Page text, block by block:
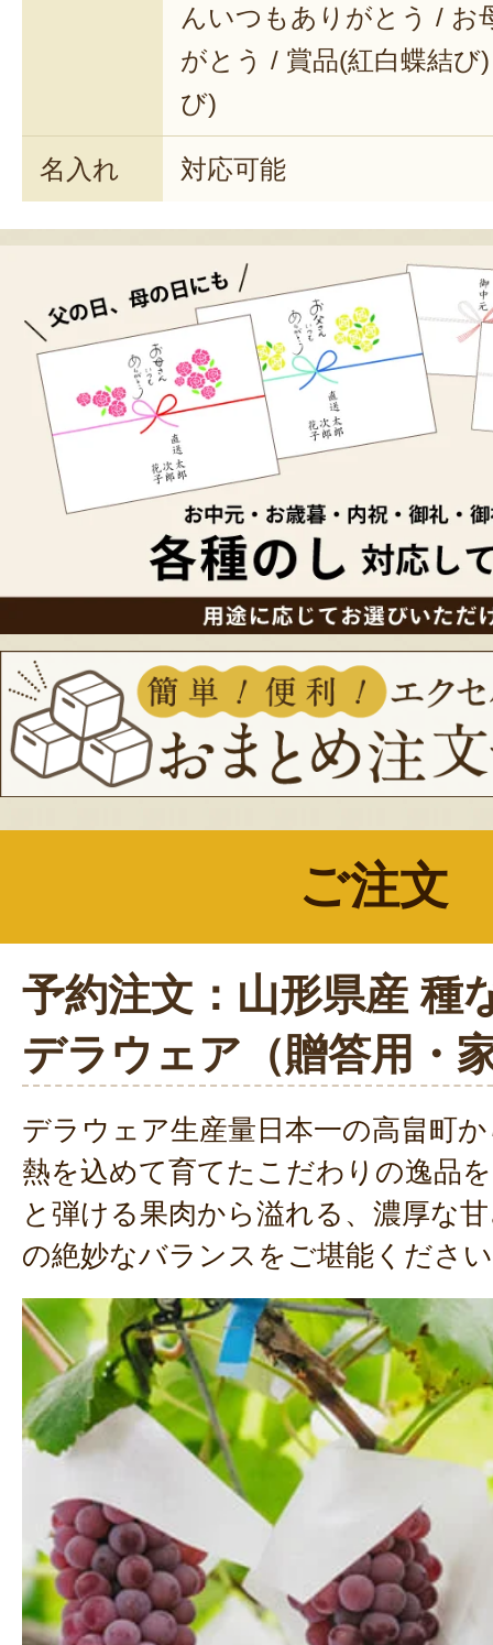
んいつもありがとう / お
がとう / 賞品(紅白蝶結び
び)
名入れ 対応可能
ご注文
予約注文：山形県産 種
デラウェア（贈答用・
デラウェア生産量日本一の高畠町
熱を込めて育てたこだわりの逸品
と弾ける果肉から溢れる、濃厚な
の絶妙なバランスをご堪能くださ